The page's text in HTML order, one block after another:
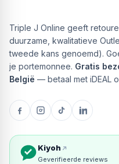
Triple J Online geeft
duurzame, kwalitatieve
tweede kans genoemd).
je portemonnee. Gratis
België — betaal met iDEAL
Kiyoh
Geverifieerde reviews